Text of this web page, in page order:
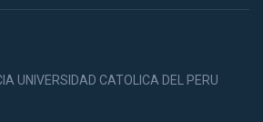
UNIVERSIDAD CATOLICA DEL PERU